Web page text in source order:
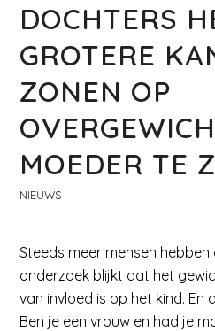
DOCHTERS
GROTERE
ZONEN OP
MOEDER TE
NIEUWS
Steeds meer mensen
onderzoek blijkt dat het
van invloed is op het kind. En
Ben je een vrouw en had je